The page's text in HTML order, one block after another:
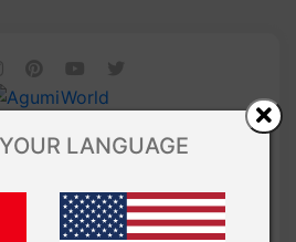
LANGUAGE